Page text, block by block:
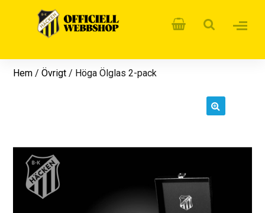
Hem /Övrigt / Höga Ölglas 2-pack